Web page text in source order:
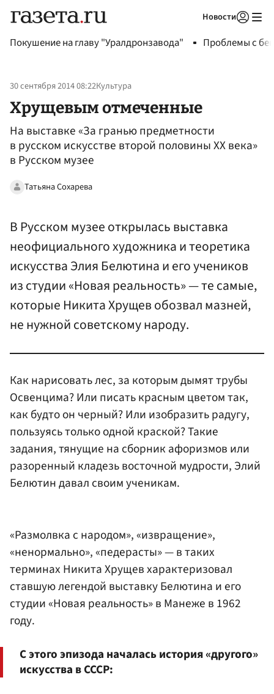
Новости
Покушение на главу "Уралдронзавода" Проблемы с
30 сентября 2014 08:22Культура
Хрущевым отмеченные
На выставке «За гранью предметности
в русском искусстве второй половины ХХ века»
в Русском музее
Татьяна Сохарева
В Русском музее открылась выставка
неофициального художника и теоретика
искусства Элия Белютина и его учеников
из студии «Новая реальность» — те самые,
которые Никита Хрущев обозвал мазней,
не нужной советскому народу.
Как нарисовать лес, за которым дымят трубы
Освенцима? Или писать красным цветом так,
как будто он черный? Или изобразить радугу,
пользуясь только одной краской? Такие
задания, тянущие на сборник афоризмов или
разоренный кладезь восточной мудрости, Элий
Белютин давал своим ученикам.
«Размолвка с народом», «извращение»,
«ненормально», «педерасты» — в таких
терминах Никита Хрущев характеризовал
ставшую легендой выставку Белютина и его
студии «Новая реальность» в Манеже в 1962
году.
С этого эпизода началась история «другого»
искусства в СССР: